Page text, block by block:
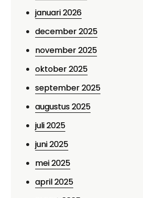
januari 2026
december 2025
november 2025
oktober 2025
september 2025
augustus 2025
juli 2025
juni 2025
mei 2025
april 2025